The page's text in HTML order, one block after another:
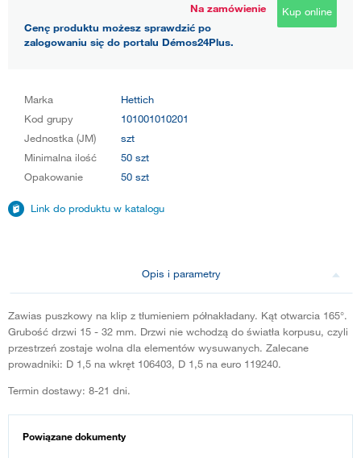
Na zamówienie
Cenę produktu możesz sprawdzić po
zalogowaniu się do portalu Démos24Plus.
Kup online
Marka
Hettich
Kod grupy
101001010201
Jednostka (JM)
szt
Minimalna ilość
50 szt
Opakowanie
50 szt
Link do produktu w katalogu
Opis i parametry
Zawias puszkowy na klip z tłumieniem półnakładany. Kąt otwarcia 165°.
Grubość drzwi 15 - 32 mm. Drzwi nie wchodzą do światła korpusu, czyli
przestrzeń zostaje wolna dla elementów wysuwanych. Zalecane
prowadniki: D 1,5 na wkręt 106403, D 1,5 na euro 119240.
Termin dostawy: 8-21 dni.
Powiązane dokumenty